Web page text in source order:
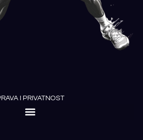
I PRIVATNOST